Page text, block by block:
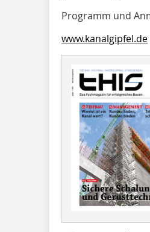
Programm und
www.kanalgipfel.de